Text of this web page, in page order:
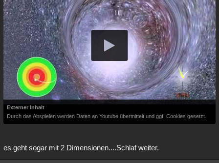
Externer Inhalt
Durch das Abspielen werden Daten an Youtube übermittelt und ggf. Cookies gesetzt.
es geht sogar mit 2 Dimensionen....Schlaf weiter.